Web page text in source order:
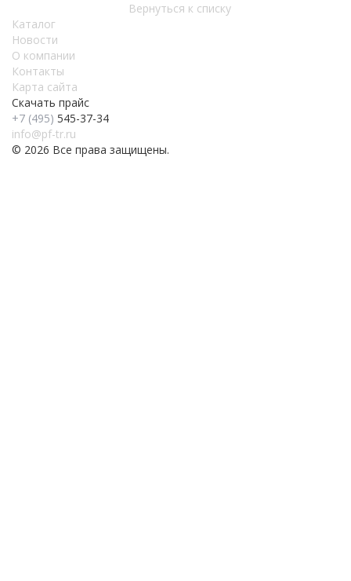
Вернуться к списку
Каталог
Новости
О компании
Контакты
Карта сайта
Скачать прайс
+7 (495) 545-37-34
info@pf-tr.ru
© 2026 Все права защищены.